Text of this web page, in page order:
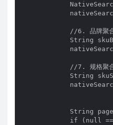
//6. 品牌聚
String
//7. 规格聚
String
String
if (null